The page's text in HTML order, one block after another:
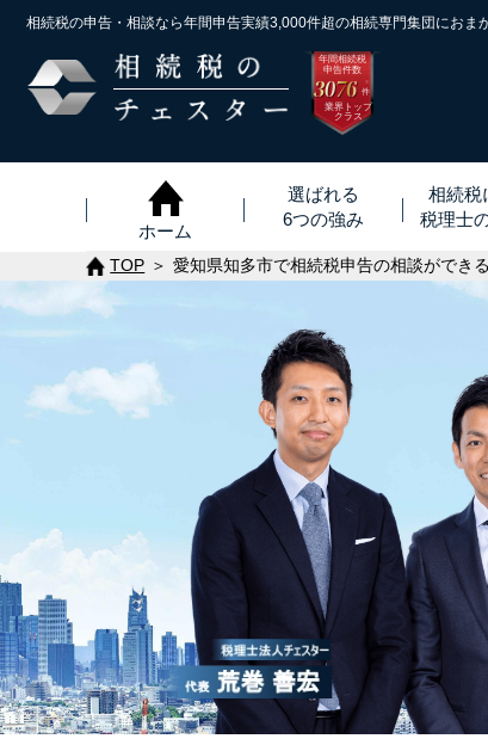
相続税の申告・相談なら年間申告実績3,000件超の相続専門集団におま
年間相続税
申告件数
3076 ※
件
業界トップ
クラス
ホーム
選ばれる
6つの強み
相続税
税理士
TOP 愛知県知多市で相続税申告の相談ができ